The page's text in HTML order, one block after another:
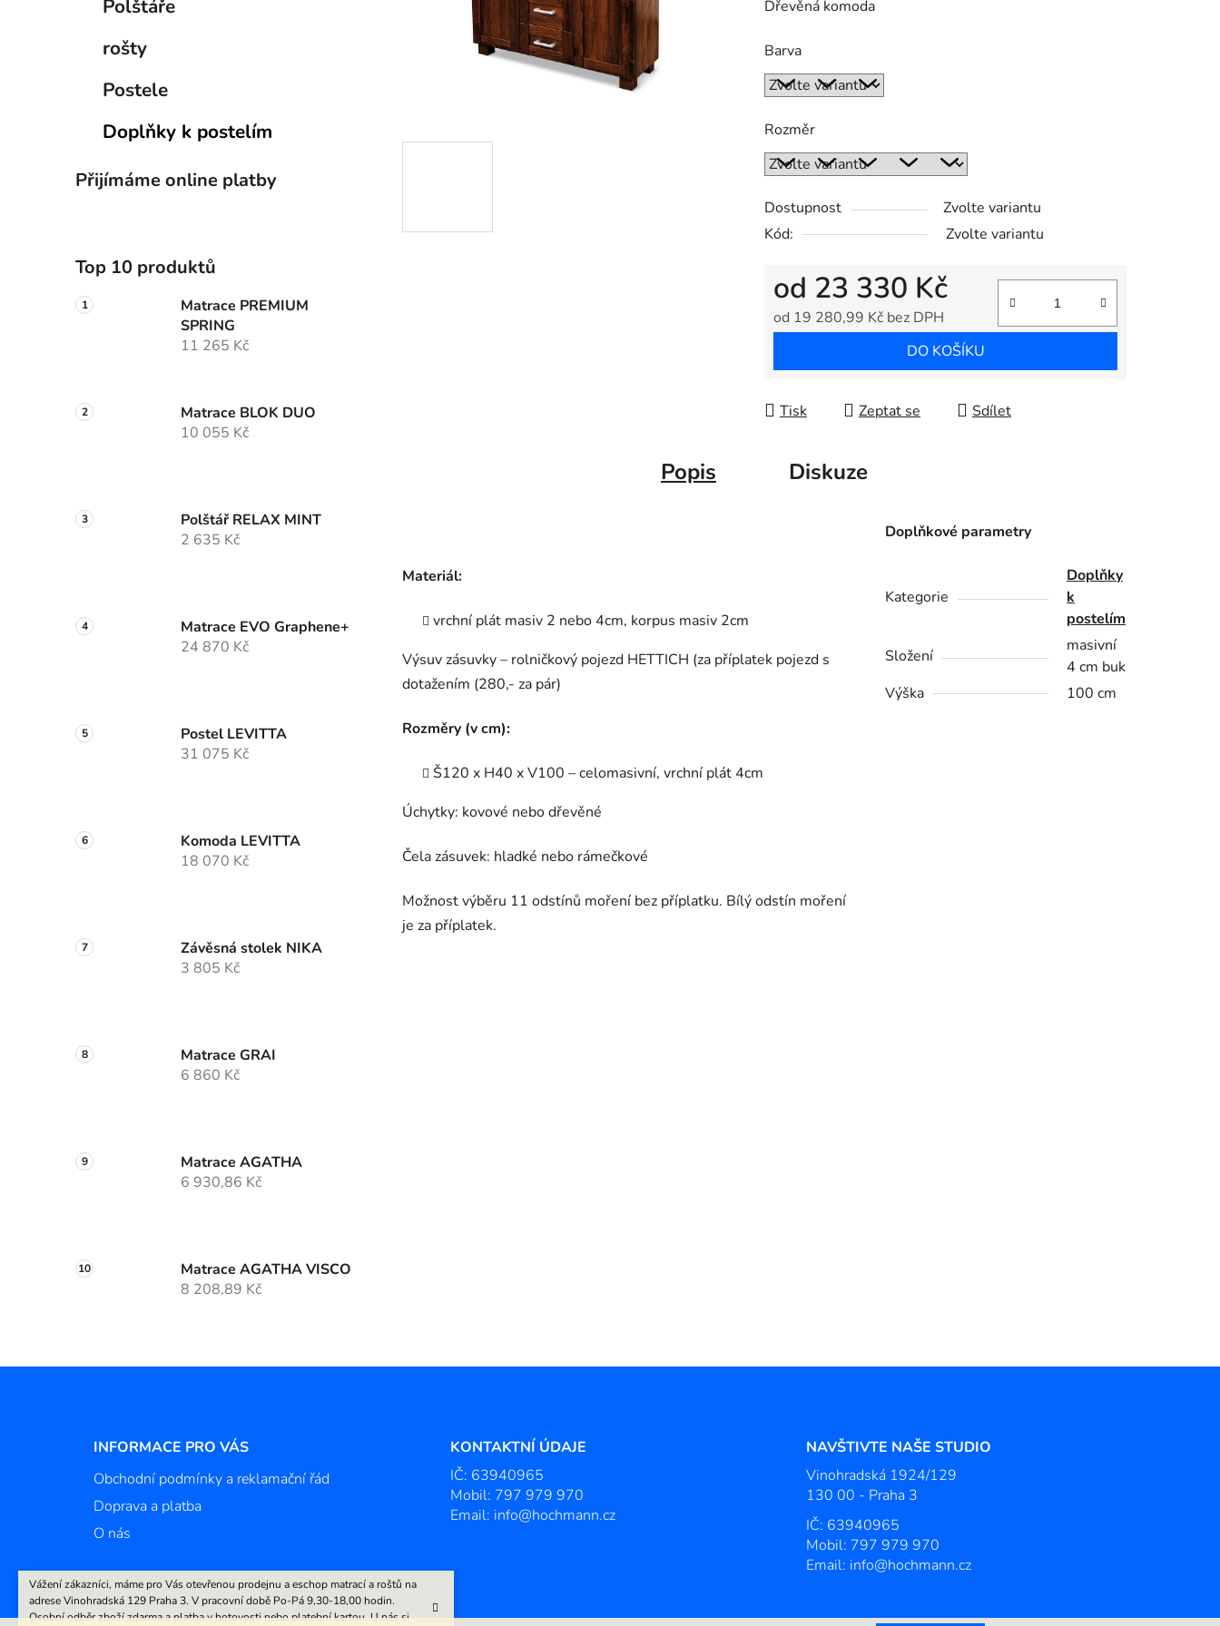
Vážení zákazníci, máme pro Vás otevřenou prodejnu a eschop matrací a roštů na
adrese Vinohradská 129 Praha 3. V pracovní době Po-Pá 9,30-18,00 hodin.
Osobní odběr zboží zdarma a platba v hotovosti nebo platební kartou. U nás si
l
Polštáře
rošty
Postele
Doplňky k postelím
Přijímáme online platby
Top 10 produktů
Matrace PREMIUM
SPRING
11 265 Kč
Matrace BLOK DUO
10 055 Kč
Polštář RELAX MINT
2 635 Kč
Matrace EVO Graphene+
24 870 Kč
Postel LEVITTA
31 075 Kč
Komoda LEVITTA
18 070 Kč
Závěsná stolek NIKA
3 805 Kč
Matrace GRAI
6 860 Kč
Matrace AGATHA
6 930,86 Kč
Matrace AGATHA VISCO
8 208,89 Kč
Dřevěná komoda
Barva
Rozměr
Dostupnost
Zvolte variantu
Kód:
Zvolte variantu
od 23 330 Kč
od 19 280,99 Kč bez DPH
DO KOŠÍKU
Tisk Zeptat se Sdílet
Popis Diskuze
Materiál:
vrchní plát masiv 2 nebo 4cm, korpus masiv 2cm
Výsuv zásuvky – rolničkový pojezd HETTICH (za příplatek pojezd s
dotažením (280,- za pár)
Rozměry (v cm):
Š120 x H40 x V100 – celomasivní, vrchní plát 4cm
Úchytky: kovové nebo dřevěné
Čela zásuvek: hladké nebo rámečkové
Možnost výběru 11 odstínů moření bez příplatku. Bílý odstín moření
je za příplatek.
Doplňkové parametry
Kategorie
Doplňky
k
postelím
Složení
masivní
4 cm buk
Výška
100 cm
INFORMACE PRO VÁS
Obchodní podmínky a reklamační řád
Doprava a platba
O nás
KONTAKTNÍ ÚDAJE
IČ: 63940965
Mobil: 797 979 970
Email: info@hochmann.cz
NAVŠTIVTE NAŠE STUDIO
Vinohradská 1924/129
130 00 - Praha 3
IČ: 63940965
Mobil: 797 979 970
Email: info@hochmann.cz